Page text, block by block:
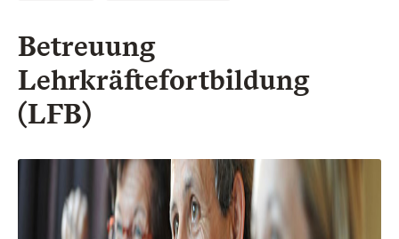
Betreuung
Lehrkräftefortbildung
(LFB)